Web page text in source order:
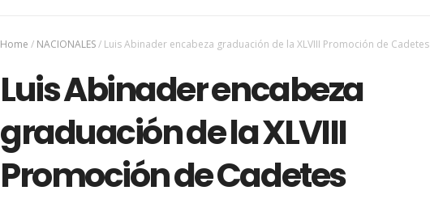
Home / NACIONALES/ Luis Abinader encabeza graduación de la XLVIII Promoción de Cadetes
Luis Abinader encabeza
graduación de la XLVIII
Promoción de Cadetes